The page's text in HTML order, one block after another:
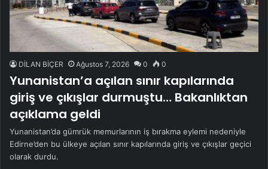
DİLAN BİÇER Ağustos 7, 2026 0 0
Yunanistan’a açılan sınır kapılarında
giriş ve çıkışlar durmuştu… Bakanlıktan
açıklama geldi
Yunanistan’da gümrük memurlarının iş bırakma eylemi nedeniyle
Edirne’den bu ülkeye açılan sınır kapılarında giriş ve çıkışlar geçici
olarak durdu.